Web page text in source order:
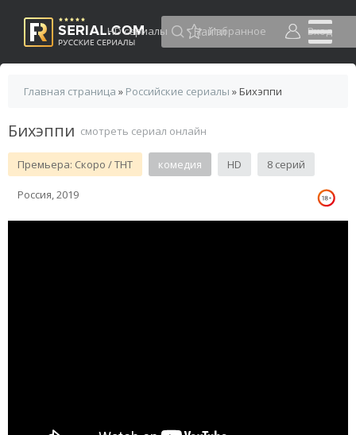
HD сериалы Избранное Вход
Главная страница » Российские сериалы » Бихэппи
Бихэппи смотреть сериал онлайн
Премьера: Скоро / ТНТ комедия HD 8 серий
Россия, 2019